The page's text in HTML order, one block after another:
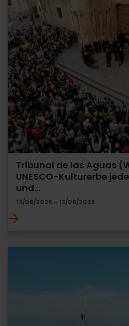
Tribunal de las Aguas
UNESCO-Kulturerbe
und…
13/08/2026 - 13/08/2026